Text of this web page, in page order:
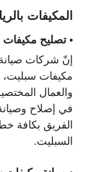
المكيفات
•تصليح مكيفات
إنّ شركات صيانة
مكيفات
والعمال
في إصلاح
الفريق بكافة
السبليت.